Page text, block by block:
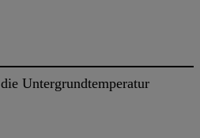
Untergrundtemperatur